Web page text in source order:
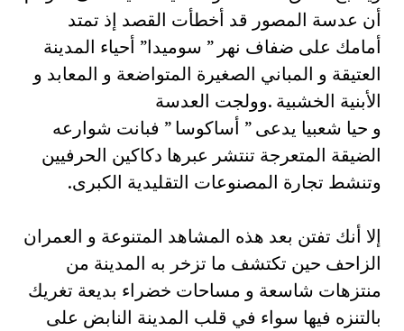
أن عدسة المصور قد أخطأت القصد إذ تمتد
أمامك على ضفاف نهر ” سوميدا” أحياء المدينة
العتيقة و المباني الصغيرة المتواضعة و المعابد و
الأبنية الخشبية .وولجت العدسة
و حيا شعبيا يدعى ” أساكوسا ” فبانت شوارعه
الضيقة المتعرجة تنتشر عبرها دكاكين الحرفيين
وتنشط تجارة المصنوعات التقليدية الكبرى.
إلا أنك تفتن بعد هذه المشاهد المتنوعة و العمران
الزاحف حين تكتشف ما تزخر به المدينة من
منتزهات شاسعة و مساحات خضراء بديعة تغريك
بالتنزه فيها سواء في قلب المدينة النابض على